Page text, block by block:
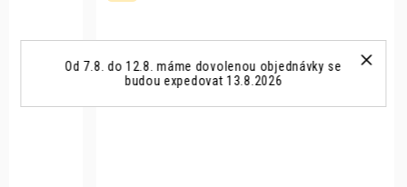
Od 7.8. do 12.8. máme dovolenou objednávky se
budou expedovat 13.8.2026